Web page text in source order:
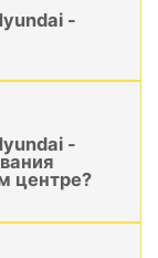
-
-
центре?